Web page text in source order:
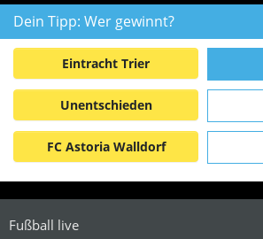
Dein Tipp: Wer gewinnt?
Eintracht Trier
Unentschieden
FC Astoria Walldorf
Fußball live